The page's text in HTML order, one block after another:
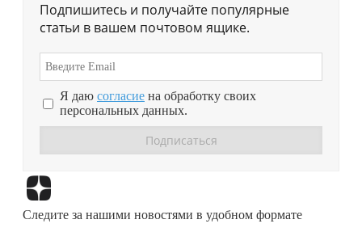
Подпишитесь и получайте популярные
статьи в вашем почтовом ящике.
Я даю согласие на обработку своих
персональных данных.
Следите за нашими новостями в удобном формате